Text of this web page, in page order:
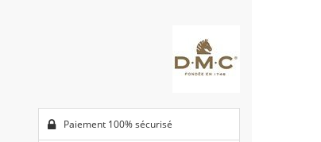
Paiement 100% sécurisé